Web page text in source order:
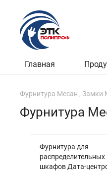
Главная
Фурнитура Месан , Замки
Фурнитура
Фурнитура для
распределительных
шкафов Дата-